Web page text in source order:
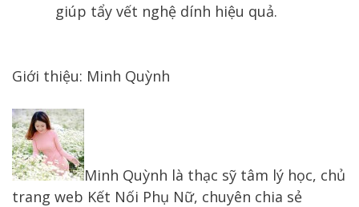
giúp tẩy vết nghệ dính hiệu quả.
Giới thiệu: Minh Quỳnh
Minh Quỳnh là thạc sỹ tâm lý học, chủ
trang web Kết Nối Phụ Nữ, chuyên chia sẻ